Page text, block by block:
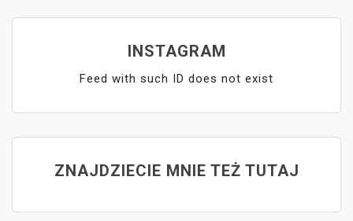
INSTAGRAM
Feed with such ID does not exist
ZNAJDZIECIE MNIE TEŻ TUTAJ